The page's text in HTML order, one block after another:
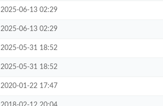
2025-06-13 02:29
2025-06-13 02:29
2025-05-31 18:52
2025-05-31 18:52
2020-01-22 17:47